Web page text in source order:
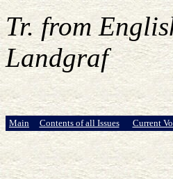
Tr. from
Landgraf
Main Contents of all Issues Current